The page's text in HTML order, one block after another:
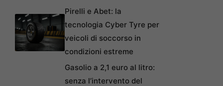
Pirelli e Abet: la
tecnologia Cyber Tyre per
veicoli di soccorso in
condizioni estreme
Gasolio a 2,1 euro al litro:
senza l’intervento del